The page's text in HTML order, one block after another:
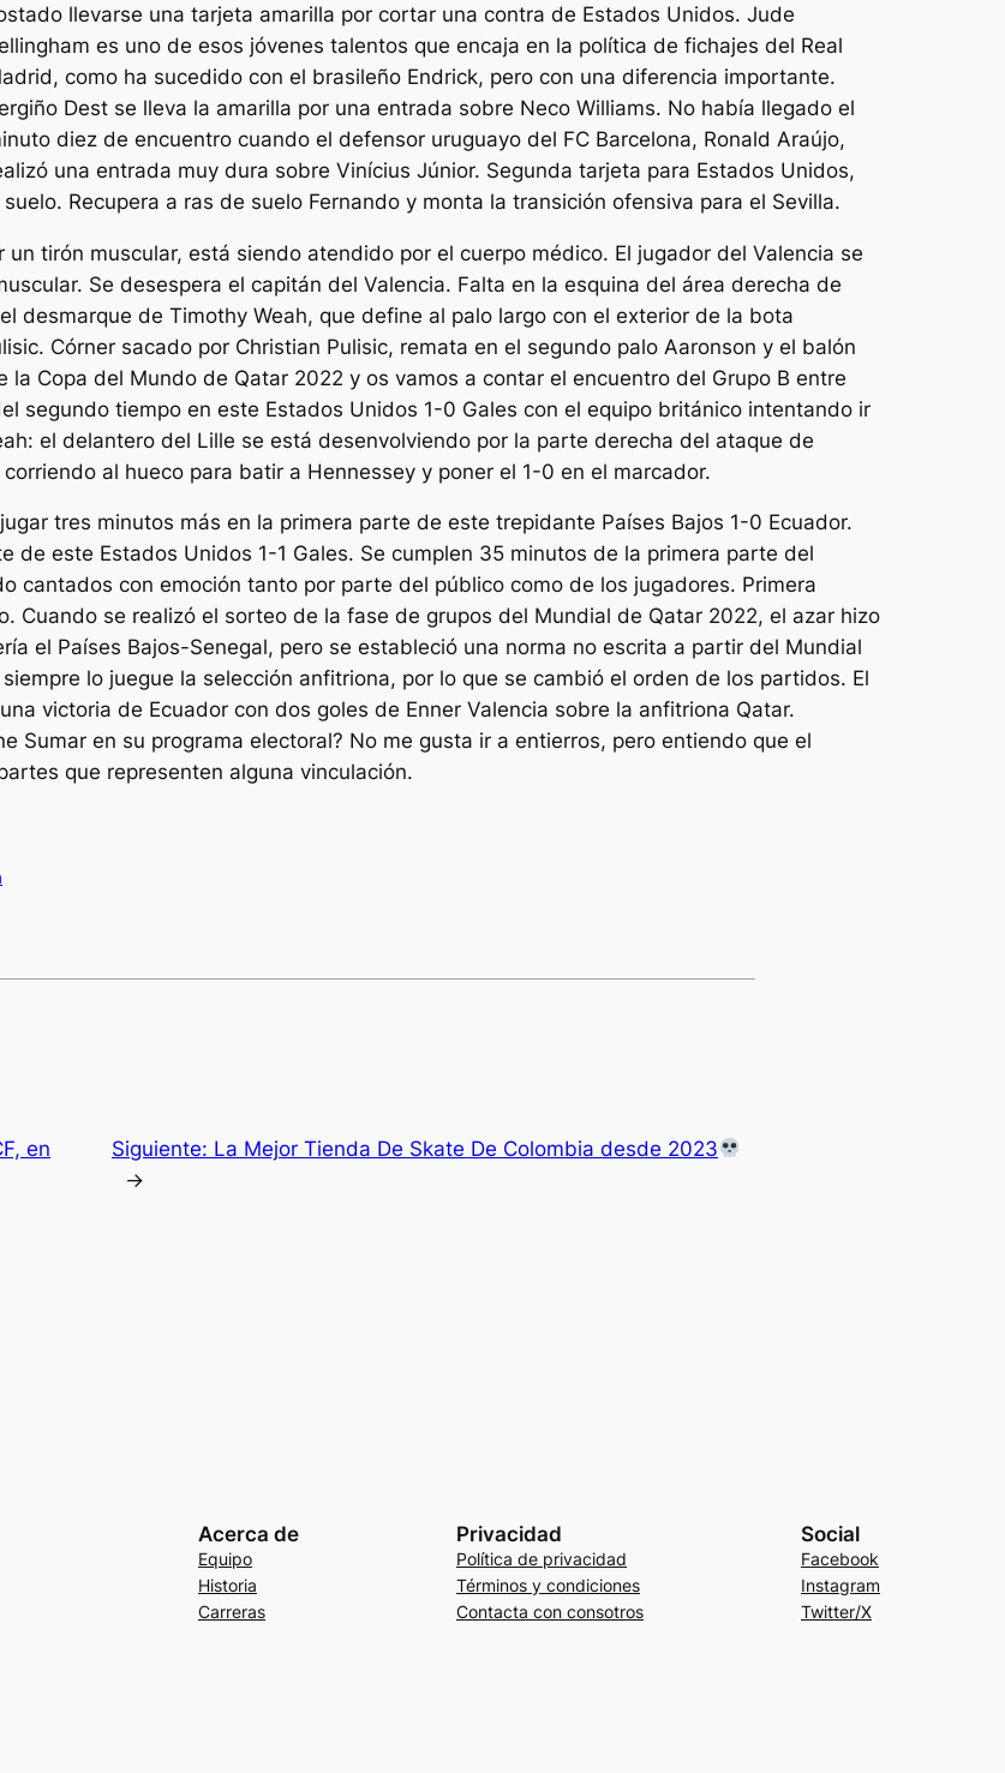
llevarse una tarjeta amarilla por cortar una contra de Estados Unidos. Jude
es uno de esos jóvenes talentos que encaja en la política de fichajes del Real
como ha sucedido con el brasileño Endrick, pero con una diferencia importante.
Dest se lleva la amarilla por una entrada sobre Neco Williams. No había llegado el
diez de encuentro cuando el defensor uruguayo del FC Barcelona, Ronald Araújo,
una entrada muy dura sobre Vinícius Júnior. Segunda tarjeta para Estados Unidos,
Recupera a ras de suelo Fernando y monta la transición ofensiva para el Sevilla.
tirón muscular, está siendo atendido por el cuerpo médico. El jugador del Valencia se
Se desespera el capitán del Valencia. Falta en la esquina del área derecha de
desmarque de Timothy Weah, que define al palo largo con el exterior de la bota
Córner sacado por Christian Pulisic, remata en el segundo palo Aaronson y el balón
Copa del Mundo de Qatar 2022 y os vamos a contar el encuentro del Grupo B entre
segundo tiempo en este Estados Unidos 1-0 Gales con el equipo británico intentando ir
el delantero del Lille se está desenvolviendo por la parte derecha del ataque de
al hueco para batir a Hennessey y poner el 1-0 en el marcador.
tres minutos más en la primera parte de este trepidante Países Bajos 1-0 Ecuador.
de este Estados Unidos 1-1 Gales. Se cumplen 35 minutos de la primera parte del
cantados con emoción tanto por parte del público como de los jugadores. Primera
Cuando se realizó el sorteo de la fase de grupos del Mundial de Qatar 2022, el azar hizo
el Países Bajos-Senegal, pero se estableció una norma no escrita a partir del Mundial
lo juegue la selección anfitriona, por lo que se cambió el orden de los partidos. El
victoria de Ecuador con dos goles de Enner Valencia sobre la anfitriona Qatar.
Sumar en su programa electoral? No me gusta ir a entierros, pero entiendo que el
que representen alguna vinculación.
en
Siguiente: La Mejor Tienda De Skate De Colombia desde 2023
→
Acerca de
Equipo
Historia
Carreras
Privacidad
Política de privacidad
Términos y condiciones
Contacta con consotros
Social
Facebook
Instagram
Twitter/X